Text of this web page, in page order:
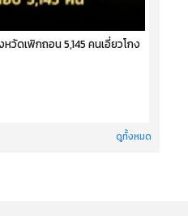
วัดเพิกถอน 5,145 คนเอี่ยวโกง
ดูทั้งหมด